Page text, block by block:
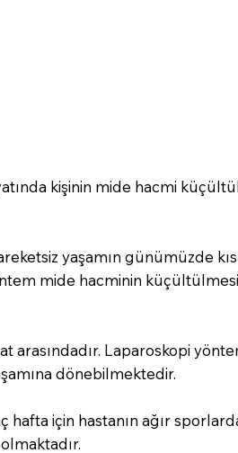
kişinin mide hacmi
yaşamın günümüzde
mide hacminin
arasındadır. Laparoskopi
dönebilmektedir.
için hastanın ağır